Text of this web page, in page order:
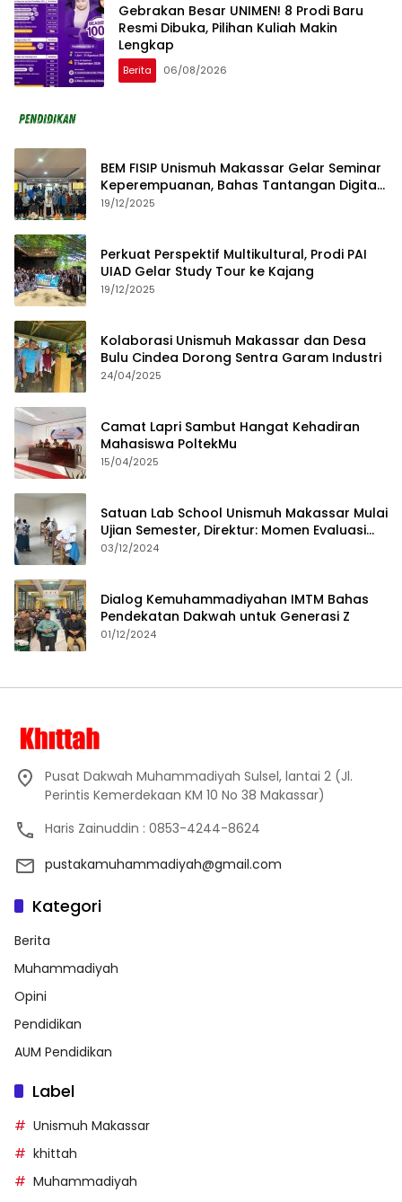
Gebrakan Besar UNIMEN! 8 Prodi Baru
Resmi Dibuka, Pilihan Kuliah Makin
Lengkap
Berita 06/08/2026
BEM FISIP Unismuh Makassar Gelar Seminar
Keperempuanan, Bahas Tantangan Digital
dan Budaya Lokal
19/12/2025
Perkuat Perspektif Multikultural, Prodi PAI
UIAD Gelar Study Tour ke Kajang
19/12/2025
Kolaborasi Unismuh Makassar dan Desa
Bulu Cindea Dorong Sentra Garam Industri
24/04/2025
Camat Lapri Sambut Hangat Kehadiran
Mahasiswa PoltekMu
15/04/2025
Satuan Lab School Unismuh Makassar Mulai
Ujian Semester, Direktur: Momen Evaluasi
Proses Pembelajaran
03/12/2024
Dialog Kemuhammadiyahan IMTM Bahas
Pendekatan Dakwah untuk Generasi Z
01/12/2024
Pusat Dakwah Muhammadiyah Sulsel, lantai 2 (Jl.
Perintis Kemerdekaan KM 10 No 38 Makassar)
Haris Zainuddin : 0853-4244-8624
pustakamuhammadiyah@gmail.com
Kategori
Berita
Muhammadiyah
Opini
Pendidikan
AUM Pendidikan
Label
Unismuh Makassar
khittah
Muhammadiyah